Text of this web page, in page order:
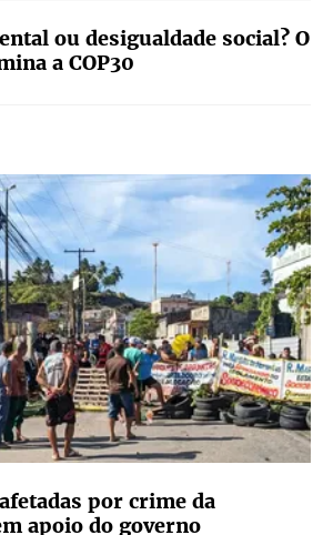
ou desigualdade social? O
a COP30
por crime da
apoio do governo